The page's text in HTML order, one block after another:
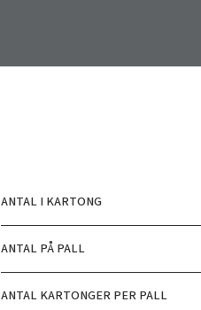
ANTAL I KARTONG
ANTAL PÅ PALL
ANTAL KARTONGER PER PALL